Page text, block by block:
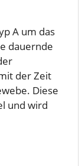
A um das
dauernde
der Zeit
Diese
und wird